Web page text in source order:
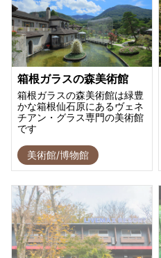
箱根ガラスの森美術館
箱根ガラスの森美術館は緑豊
かな箱根仙石原にあるヴェネ
チアン・グラス専門の美術館
です
美術館/博物館